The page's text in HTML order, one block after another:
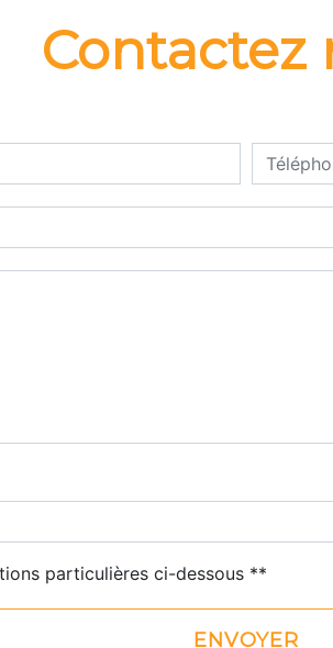
des cookies
Contactez
particulières ci-dessous **
ENVOYER